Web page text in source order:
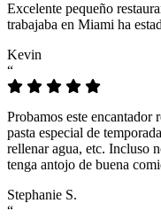
Excelente pequeño
trabajaba en Miami ha
Kevin
“
Probamos este
pasta especial de
rellenar agua, etc. Incluso
tenga antojo de buena
Stephanie S.
“